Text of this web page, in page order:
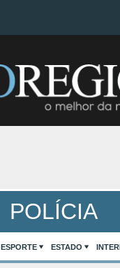
POLÍCIA
ESPORTE ESTADO